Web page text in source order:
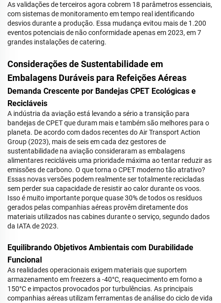
As validações de terceiros agora cobrem 18 parâmetros essenciais,
com sistemas de monitoramento em tempo real identificando
desvios durante a produção. Essa mudança evitou mais de 1.200
eventos potenciais de não conformidade apenas em 2023, em 7
grandes instalações de catering.
Considerações de Sustentabilidade em
Embalagens Duráveis para Refeições Aéreas
Demanda Crescente por Bandejas CPET Ecológicas e
Recicláveis
A indústria da aviação está levando a sério a transição para
bandejas de CPET que duram mais e também são melhores para o
planeta. De acordo com dados recentes do Air Transport Action
Group (2023), mais de seis em cada dez gestores de
sustentabilidade na aviação consideraram as embalagens
alimentares recicláveis uma prioridade máxima ao tentar reduzir as
emissões de carbono. O que torna o CPET moderno tão atrativo?
Essas novas versões podem realmente ser totalmente recicladas
sem perder sua capacidade de resistir ao calor durante os voos.
Isso é muito importante porque quase 30% de todos os resíduos
gerados pelas companhias aéreas provêm diretamente dos
materiais utilizados nas cabines durante o serviço, segundo dados
da IATA de 2023.
Equilibrando Objetivos Ambientais com Durabilidade
Funcional
As realidades operacionais exigem materiais que suportem
armazenamento em freezers a -40°C, reaquecimento em forno a
150°C e impactos provocados por turbulências. As principais
companhias aéreas utilizam ferramentas de análise do ciclo de vida